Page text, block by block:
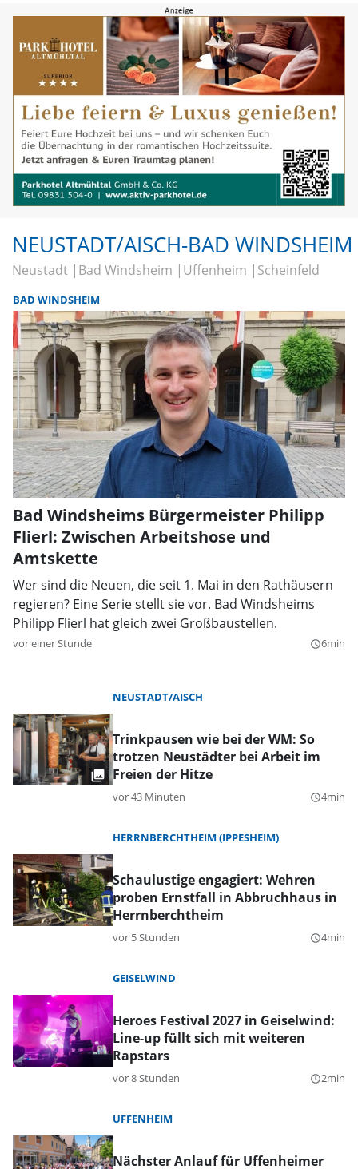
NEUSTADT/AISCH-BAD WINDSHEIM
Neustadt Bad Windsheim Uffenheim Scheinfeld
BAD WINDSHEIM
Bad Windsheims Bürgermeister Philipp
Flierl: Zwischen Arbeitshose und
Amtskette
Wer sind die Neuen, die seit 1. Mai in den Rathäusern
regieren? Eine Serie stellt sie vor. Bad Windsheims
Philipp Flierl hat gleich zwei Großbaustellen.
vor einer Stunde query_builder6min
NEUSTADT/AISCH
Trinkpausen wie bei der WM: So
trotzen Neustädter bei Arbeit im
Freien der Hitze
vor 43 Minuten query_builder4min
HERRNBERCHTHEIM (IPPESHEIM)
Schaulustige engagiert: Wehren
proben Ernstfall in Abbruchhaus in
Herrnberchtheim
vor 5 Stunden query_builder4min
GEISELWIND
Heroes Festival 2027 in Geiselwind:
Line-up füllt sich mit weiteren
Rapstars
vor 8 Stunden query_builder2min
UFFENHEIM
Nächster Anlauf für Uffenheimer